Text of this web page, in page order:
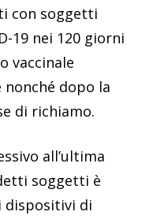
con soggetti
19 nei 120 giorni
vaccinale
dopo la
di richiamo.
all’ultima
soggetti è
dispositivi di